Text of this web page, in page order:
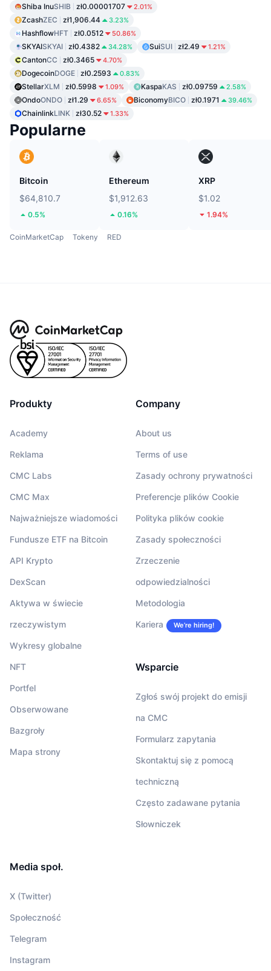
Shiba InuSHIB zł0.00001707 2.01%
ZcashZEC zł1,906.44 3.23%
HashflowHFT zł0.0512 50.86%
SKYAISKYAI zł0.4382 34.28% SuiSUI zł2.49 1.21%
CantonCC zł0.3465 4.70%
DogecoinDOGE zł0.2593 0.83%
StellarXLM zł0.5998 1.09% KaspaKAS zł0.09759 2.58%
OndoONDO zł1.29 6.65% BiconomyBICO zł0.1971 39.46%
ChainlinkLINK zł30.52 1.33%
Popularne
Bitcoin
$64,810.7
0.5%
Ethereum
$1,912.63
0.16%
XRP
$1.02
1.94%
CoinMarketCap Tokeny RED
Produkty
Academy
Reklama
CMC Labs
CMC Max
Najważniejsze wiadomości
Fundusze ETF na Bitcoin
API Krypto
DexScan
Aktywa w świecie
rzeczywistym
Wykresy globalne
NFT
Portfel
Obserwowane
Bazgroły
Mapa strony
Company
About us
Terms of use
Zasady ochrony prywatności
Preferencje plików Cookie
Polityka plików cookie
Zasady społeczności
Zrzeczenie
odpowiedzialności
Metodologia
Kariera We’re hiring!
Wsparcie
Zgłoś swój projekt do emisji
na CMC
Formularz zapytania
Skontaktuj się z pomocą
techniczną
Często zadawane pytania
Słowniczek
Media społ.
X (Twitter)
Społeczność
Telegram
Instagram